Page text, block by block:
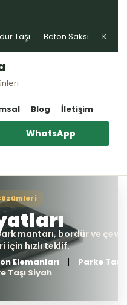
Taşı Beton Saksı Kablo
Blog İletişim
WhatsApp
Elemanları
Parke Taşı
Taşı Siyah